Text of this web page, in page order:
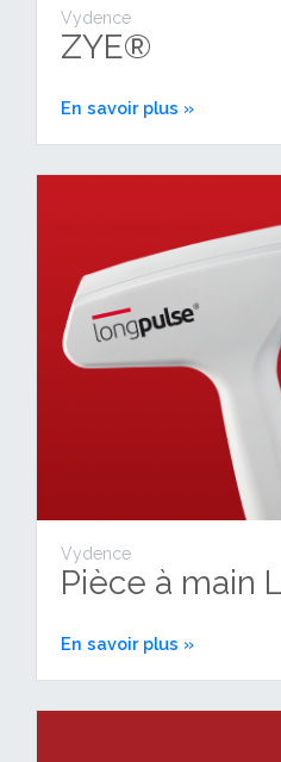
Vydence
ZYE®
En savoir plus »
Vydence
Pièce à main
En savoir plus »